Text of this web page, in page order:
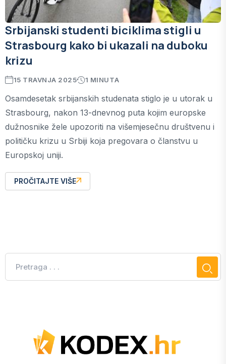
Srbijanski studenti biciklima stigli u
Strasbourg kako bi ukazali na duboku
krizu
15 TRAVNJA 2025 1 MINUTA
Osamdesetak srbijanskih studenata stiglo je u utorak u
Strasbourg, nakon 13-dnevnog puta kojim europske
dužnosnike žele upozoriti na višemjesečnu društvenu i
političku krizu u Srbiji koja pregovara o članstvu u
Europskoj uniji.
PROČITAJTE VIŠE